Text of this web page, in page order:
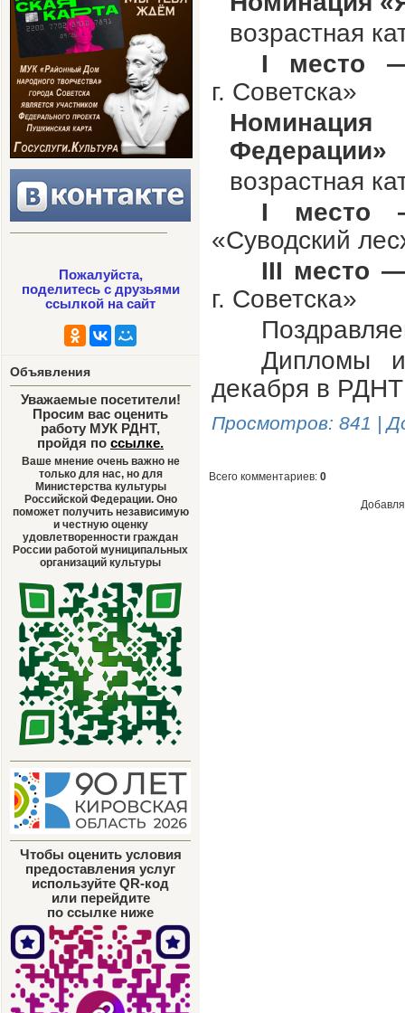
Пожалуйста,
поделитесь с друзьями
ссылкой на сайт
Объявления
Уважаемые посетители!
Просим вас оценить
работу МУК РДНТ,
пройдя по ссылке.
Ваше мнение очень важно не
только для нас, но для
Министерства культуры
Российской Федерации. Оно
поможет получить независимую
и честную оценку
удовлетворенности граждан
России работой муниципальных
организаций культуры
Чтобы оценить условия
предоставления услуг
используйте QR-код
или перейдите
по ссылке ниже
возрастная
I место
г. Советска»
Федерации»
возрастная
I
место
«Суводский
III место
г. Советска»
Дипломы
декабря в
Просмотров: 841 |
Всего комментариев: 0